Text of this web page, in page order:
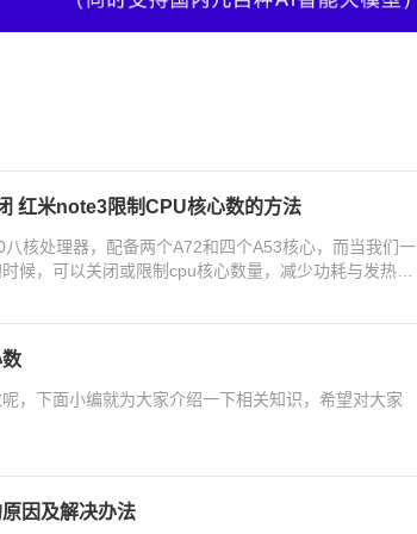
红米note3限制CPU核心数的方法
核处理器，配备两个A72和四个A53核心，而当我们一
候，可以关闭或限制cpu核心数量，减少功耗与发热。
，下面小编就为大家介绍一下相关知识，希望对大家
因及解决办法